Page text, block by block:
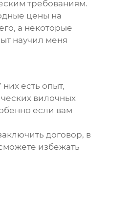
требованиям.
цены на
а некоторые
научил меня
есть опыт,
вилочных
если вам
договор, в
избежать